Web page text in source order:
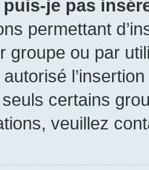
je pas
permettant
groupe ou par
certains
veuillez